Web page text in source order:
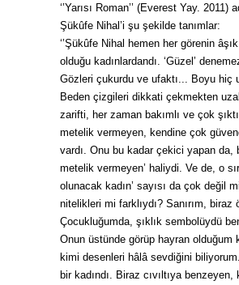
‘’Yarısı Roman’’ (Everest Yay. 2011)
Şükûfe Nihal’i şu şekilde tanımlar:
‘’Şükûfe Nihal hemen her görenin
olduğu kadınlardandı. ‘Güzel’
Gözleri çukurdu ve ufaktı... Boyu hiç
Beden çizgileri dikkati çekmekten
zarifti, her zaman bakımlı ve çok
metelik vermeyen, kendine çok
vardı. Onu bu kadar çekici yapan da,
metelik vermeyen’ haliydi. Ve de, o
olunacak kadın’ sayısı da çok değil
nitelikleri mi farklıydı? Sanırım, biraz
Çocukluğumda, şıklık sembolüydü
Onun üstünde görüp hayran olduğum
kimi desenleri hâlâ sevdiğini
bir kadındı. Biraz cıvıltıya